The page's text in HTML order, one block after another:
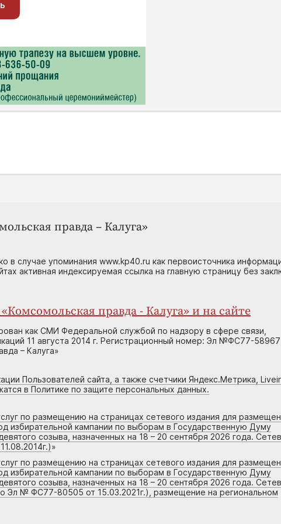
правда – Калуга»
в случае упоминания www.kp40.ru как первоисточника
активная индексируемая ссылка на главную страницу без
правда - Калуга» и на сайте
как СМИ Федеральной службой по надзору в сфере связи,
11 августа 2014 г. Регистрационный номер: Эл №ФС77-58967
– Калуга»
Пользователей сайта, а также счетчики Яндекс.Метрика,
в Политике по защите персональных данных.
по размещению на страницах сетевого издания для
избирательной кампании по выборам в Государственную Думу
созыва, назначенных на 18 – 20 сентября 2026 года.
»
по размещению на страницах сетевого издания для
избирательной кампании по выборам в Государственную Думу
созыва, назначенных на 18 – 20 сентября 2026 года.
Эл № ФС77-80505 от 15.03.2021г.), размещение на региональном